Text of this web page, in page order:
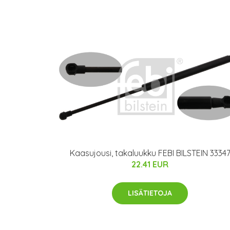
Kaasujousi, takaluukku FEBI BILSTEIN 33347
22.41 EUR
LISÄTIETOJA